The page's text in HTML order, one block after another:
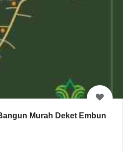
Murah Deket Embun